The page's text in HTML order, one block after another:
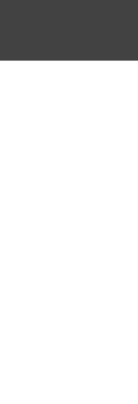
content